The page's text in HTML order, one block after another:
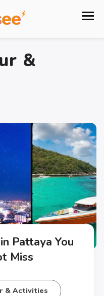
&
Pattaya You
Miss
& Activities